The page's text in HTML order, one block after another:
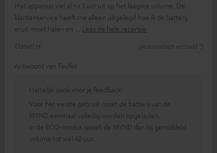
Het apparaat viel al na 3 uur uit op het laagste volume. De
klantenservice heeft me alleen uitgelegd hoe ik de batterij
eruit moet halen en
Lees de hele recensie
Daniel H.
(Automatisch vertaald *)
Antwoord van Teufel:
Hartelijk dank voor je feedback!
Voor het eerste gebruik moet de batterij van de
MYND eenmaal volledig worden opgeladen.
In de ECO-modus speelt de MYND dan bij gemiddeld
volume tot wel 42 uur.